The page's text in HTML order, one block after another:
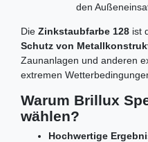
den
Die Zinkstaubfarbe 128 ist
Schutz von
Zaunanlagen und anderen
extremen
Warum Brillux
wählen?
Hochwertige